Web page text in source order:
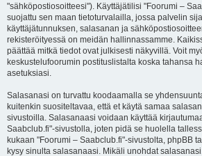
"sähköpostiosoitteesi"). Käyttäjätilisi "Foorumi –
suojattu sen maan tietoturvalailla, jossa palvelin
käyttäjätunnuksen, salasanan ja
rekisteröityessä on meidän hallinnassamme.
päättää mitkä tiedot ovat julkisesti näkyvillä. Voit
keskustelufoorumin postituslistalta koska tahansa
asetuksiasi.
Salasanasi on turvattu koodaamalla se
kuitenkin suositeltavaa, että et käytä samaa
sivustoilla. Salasanaasi voidaan käyttää
Saabclub.fi"-sivustolla, joten pidä se huolella
kukaan "Foorumi – Saabclub.fi"-sivustolta, phpBB
kysy sinulta salasanaasi. Mikäli unohdat